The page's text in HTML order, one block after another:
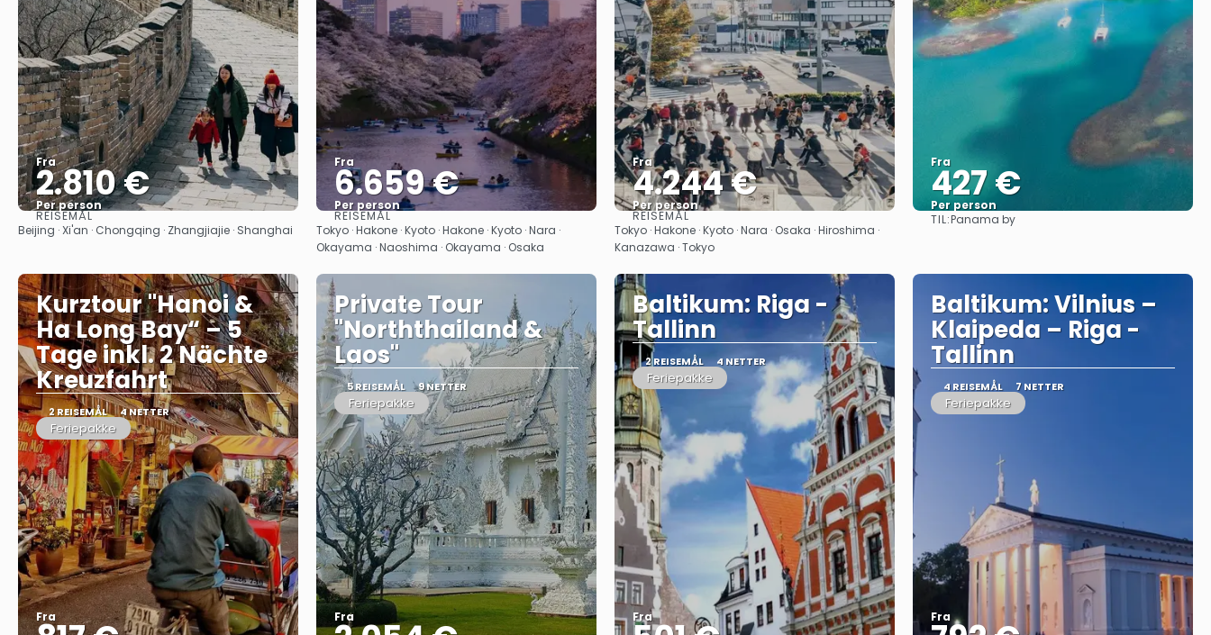
Fra
2.810 €
Per person
Se
REISEMÅL
Beijing · Xi'an · Chongqing · Zhangjiajie · Shanghai
Fra
6.659 €
Per person
Se
REISEMÅL
Tokyo · Hakone · Kyoto · Hakone · Kyoto · Nara ·
Okayama · Naoshima · Okayama · Osaka
Fra
4.244 €
Per person
Se
REISEMÅL
Tokyo · Hakone · Kyoto · Nara · Osaka · Hiroshima ·
Kanazawa · Tokyo
Fra
427 €
Per person
TIL:Panama by
Kurztour "Hanoi &
Ha Long Bay“ – 5
Tage inkl. 2 Nächte
Kreuzfahrt
2 REISEMÅL 4 NETTER
Feriepakke
Fra
Private Tour
"Norththailand &
Laos"
5 REISEMÅL 9 NETTER
Feriepakke
Fra
Baltikum: Riga -
Tallinn
2 REISEMÅL 4 NETTER
Feriepakke
Fra
Baltikum: Vilnius –
Klaipeda – Riga -
Tallinn
4 REISEMÅL 7 NETTER
Feriepakke
Fra